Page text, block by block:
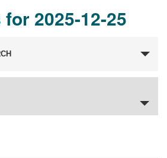
2025-12-25